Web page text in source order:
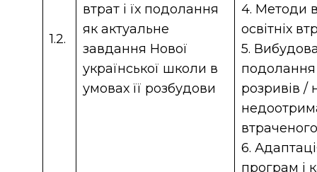
1.2.
втрат і їх подолання
як актуальне
завдання Нової
української школи в
умовах її розбудови
4. Методи
освітніх
5.
подолання
розривів
втраченого
6.
програм і